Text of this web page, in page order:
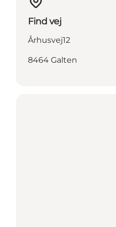
Find vej
Århusvej12
8464 Galten